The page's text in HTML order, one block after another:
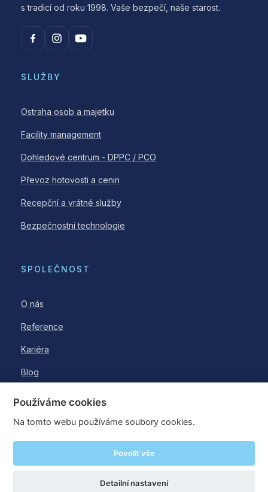
s tradicí od roku 1998. Vaše bezpečí, naše starost.
SLUŽBY
Ostraha osob a majetku
Facility management
Dohledové centrum - DPPC / PCO
Převoz hotovosti a cenin
Recepční a vrátné služby
Bezpečnostní technologie
SPOLEČNOST
O nás
Reference
Kariéra
Blog
© 2026 WESTPOINT a.s.
Oznámení porušení práva·Akcionářský web
Tvorba webu Shopea.cz
Používáme cookies
Na tomto webu používáme soubory cookies.
Povolit vše
Detailní nastavení